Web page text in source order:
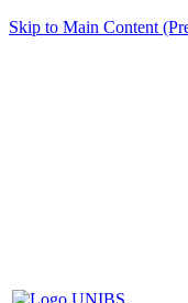
Skip to Main Content